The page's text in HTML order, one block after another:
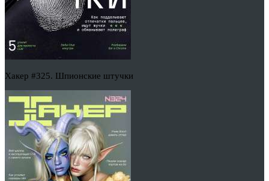
Хакер #325. Шпионские штучки